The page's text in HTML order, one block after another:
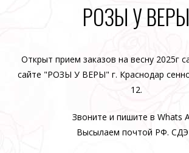
РОЗЫ У ВЕРЫ
Открыт прием заказов на весну 2025г
сайте "РОЗЫ У ВЕРЫ" г. Краснодар
12.
Звоните и пишите в Whats
Высылаем почтой РФ.